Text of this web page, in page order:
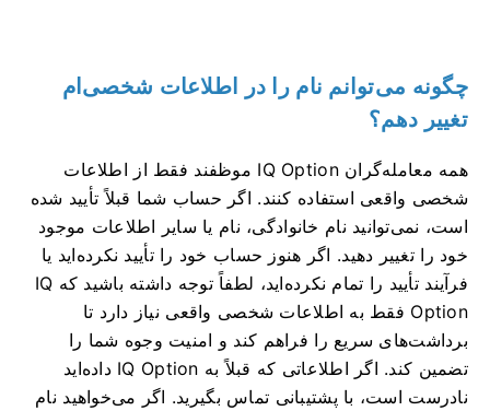
چگونه می‌توانم نام را در اطلاعات شخصی‌ام
تغییر دهم؟
همه معامله‌گران IQ Option موظفند فقط از اطلاعات
شخصی واقعی استفاده کنند. اگر حساب شما قبلاً تأیید شده
است، نمی‌توانید نام خانوادگی، نام یا سایر اطلاعات موجود
خود را تغییر دهید. اگر هنوز حساب خود را تأیید نکرده‌اید یا
فرآیند تأیید را تمام نکرده‌اید، لطفاً توجه داشته باشید که IQ
Option فقط به اطلاعات شخصی واقعی نیاز دارد تا
برداشت‌های سریع را فراهم کند و امنیت وجوه شما را
تضمین کند. اگر اطلاعاتی که قبلاً به IQ Option داده‌اید
نادرست است، با پشتیبانی تماس بگیرید. اگر می‌خواهید نام